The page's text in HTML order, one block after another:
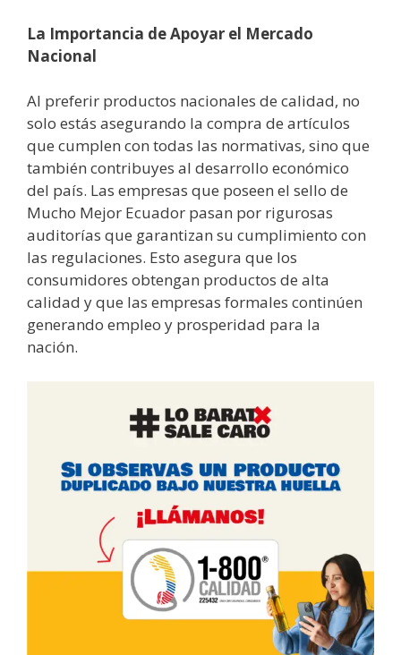
La Importancia de Apoyar el Mercado
Nacional
Al preferir productos nacionales de calidad, no
solo estás asegurando la compra de artículos
que cumplen con todas las normativas, sino que
también contribuyes al desarrollo económico
del país. Las empresas que poseen el sello de
Mucho Mejor Ecuador pasan por rigurosas
auditorías que garantizan su cumplimiento con
las regulaciones. Esto asegura que los
consumidores obtengan productos de alta
calidad y que las empresas formales continúen
generando empleo y prosperidad para la
nación.